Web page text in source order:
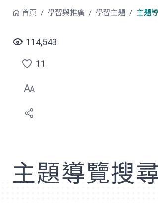
首頁 學習與推廣 學習主題 主題
114,543
點
選
喜
11
主題導覽搜尋